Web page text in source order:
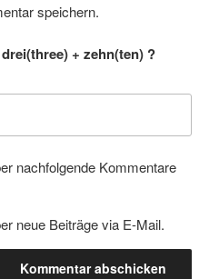
speichern.
+ zehn(ten) ?
nachfolgende Kommentare
neue Beiträge via E-Mail.